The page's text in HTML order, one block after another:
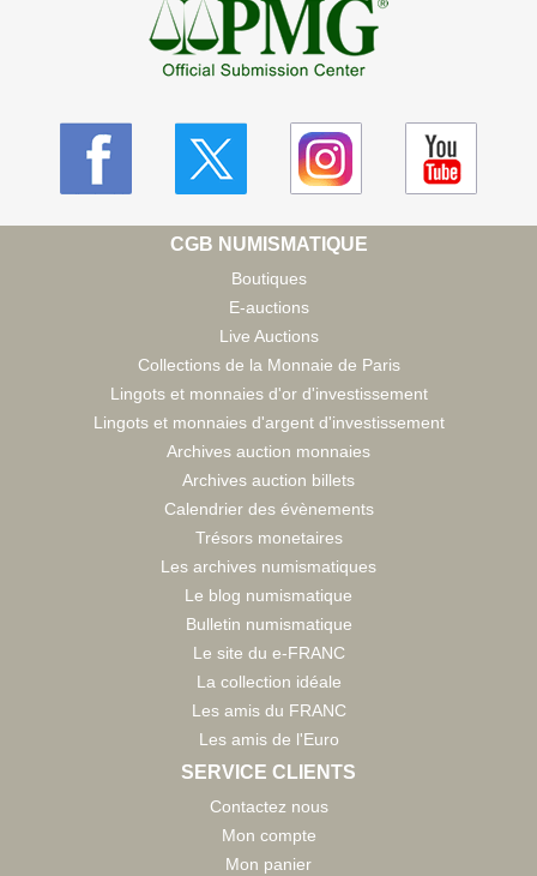
CGB NUMISMATIQUE
Boutiques
E-auctions
Live Auctions
Collections de la Monnaie de Paris
Lingots et monnaies d'or d'investissement
Lingots et monnaies d'argent d'investissement
Archives auction monnaies
Archives auction billets
Calendrier des évènements
Trésors monetaires
Les archives numismatiques
Le blog numismatique
Bulletin numismatique
Le site du e-FRANC
La collection idéale
Les amis du FRANC
Les amis de l'Euro
SERVICE CLIENTS
Contactez nous
Mon compte
Mon panier